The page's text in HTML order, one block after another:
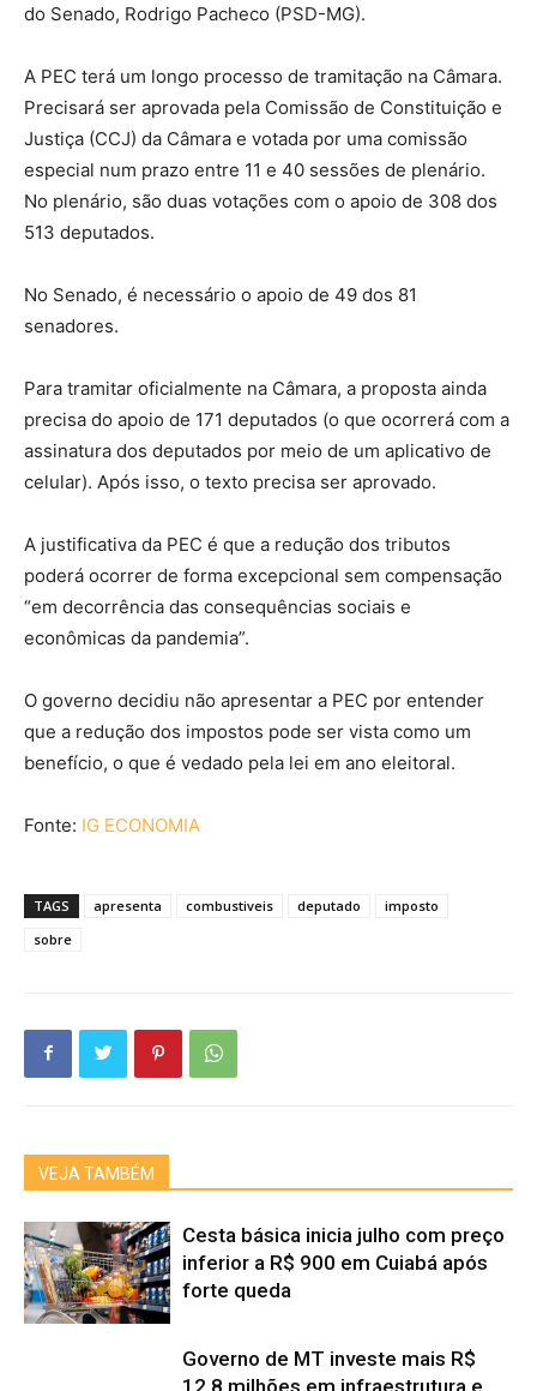
do Senado, Rodrigo Pacheco (PSD-MG).
A PEC terá um longo processo de tramitação na Câmara.
Precisará ser aprovada pela Comissão de Constituição e
Justiça (CCJ) da Câmara e votada por uma comissão
especial num prazo entre 11 e 40 sessões de plenário.
No plenário, são duas votações com o apoio de 308 dos
513 deputados.
No Senado, é necessário o apoio de 49 dos 81
senadores.
Para tramitar oficialmente na Câmara, a proposta ainda
precisa do apoio de 171 deputados (o que ocorrerá com a
assinatura dos deputados por meio de um aplicativo de
celular). Após isso, o texto precisa ser aprovado.
A justificativa da PEC é que a redução dos tributos
poderá ocorrer de forma excepcional sem compensação
“em decorrência das consequências sociais e
econômicas da pandemia”.
O governo decidiu não apresentar a PEC por entender
que a redução dos impostos pode ser vista como um
benefício, o que é vedado pela lei em ano eleitoral.
Fonte: IG ECONOMIA
TAGS apresenta combustiveis deputado
imposto
sobre
VEJA TAMBÉM
Cesta básica inicia julho com preço
inferior a R$ 900 em Cuiabá após
forte queda
Governo de MT investe mais R$